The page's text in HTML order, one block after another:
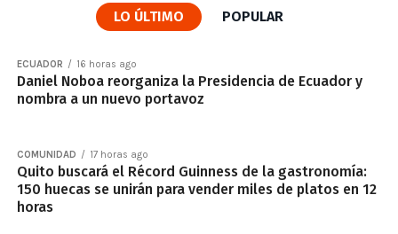
LO ÚLTIMO POPULAR
ECUADOR 16 horas ago
Daniel Noboa reorganiza la Presidencia de Ecuador y
nombra a un nuevo portavoz
COMUNIDAD 17 horas ago
Quito buscará el Récord Guinness de la gastronomía:
150 huecas se unirán para vender miles de platos en 12
horas